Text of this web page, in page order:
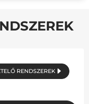
RENDSZEREK